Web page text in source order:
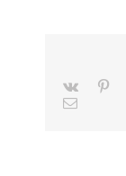
Tumblr
Pinterest
Vk
Email